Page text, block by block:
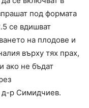
под формата
се вдишват
на плодове и
върху тях прах,
ако не бъдат
д-р Симидчиев.